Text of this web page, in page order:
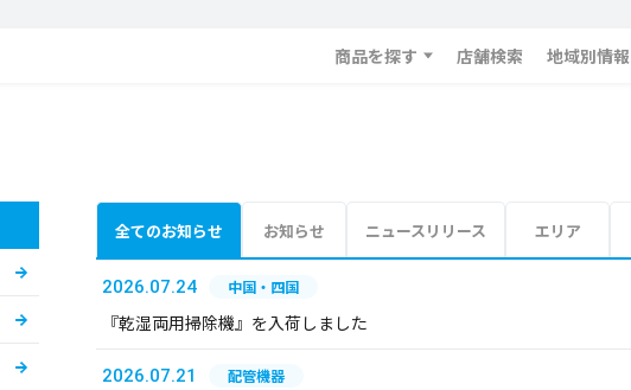
商品を探す 店舗検索 地域別情報
全てのお知らせ お知らせ ニュースリリース エリア
2026.07.24 中国・四国
『乾湿両用掃除機』を入荷しました
2026.07.21 配管機器